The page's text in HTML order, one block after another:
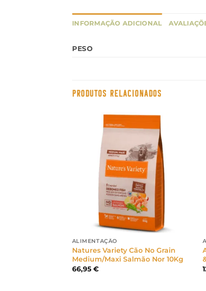
INFORMAÇÃO ADICIONAL
PESO
PRODUTOS RELACIONADOS
ALIMENTAÇÃO
Natures Variety Cão No Grain
Medium/Maxi Salmão Nor 10Kg
66,95 €